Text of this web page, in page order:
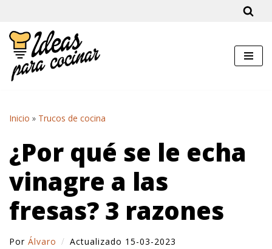
Saltar
al
contenido
Inicio » Trucos de cocina
¿Por qué se le echa
vinagre a las
fresas? 3 razones
Por Álvaro Actualizado 15-03-2023